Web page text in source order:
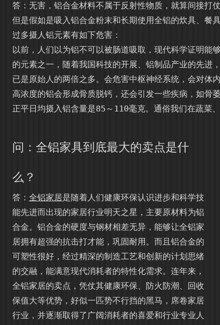
答：无害，铝合金材料不属于反射性物质，就算间接打
但是假如是吸入铝合金粉末和长期使用全铝的炊具、餐
过多摄人铝元素有如下危害：
以前，人们以为铝不可以被肠道吸取，现代科学证明能
的元素之一，随着我国科技的开展、铝制品产业的先进
已是原始人的两倍之多。会危害中枢神经系统，会对体
高浓度的铝会形成骨质脱钙，还会引发一些疾病，如骨
正平日均摄入铝含量是85～110毫克。通俗我们在蔬菜
问：全铝家具到底最大的卖点是什
么？
答： 全铝家居是随着人们健康环保认识进步和科学技
能先进而出现的家居行业明天之星，主要原材料为铝
合金。铝合金的硬度与钢材相差无异，能够让全铝家
居拥有超强的抗击打才能，巩固耐用。而且铝合金的
可塑性很好，经过精深的制造工艺和创新的计划思绪
的交融，能满意现代消耗者的特性化需求。连年来，
全铝家居的卖点，凭仗其健康环保、防火防潮、回收
保值大等优势，好似一匹势不行挡的黑马，席卷家居
行业，并逐渐取得了广阔消耗者的喜爱和行业专业人